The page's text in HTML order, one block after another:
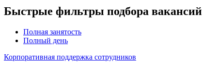
Быстрые фильтры подбора вакансий
Полная занятость
Полный день
Корпоративная поддержка сотрудников